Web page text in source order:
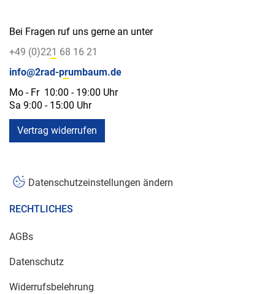
Bei Fragen ruf uns gerne an unter
+49 (0)221 68 16 21
info@2rad-prumbaum.de
Mo - Fr 10:00 - 19:00 Uhr
Sa 9:00 - 15:00 Uhr
Vertrag widerrufen
Datenschutzeinstellungen ändern
RECHTLICHES
AGBs
Datenschutz
Widerrufsbelehrung